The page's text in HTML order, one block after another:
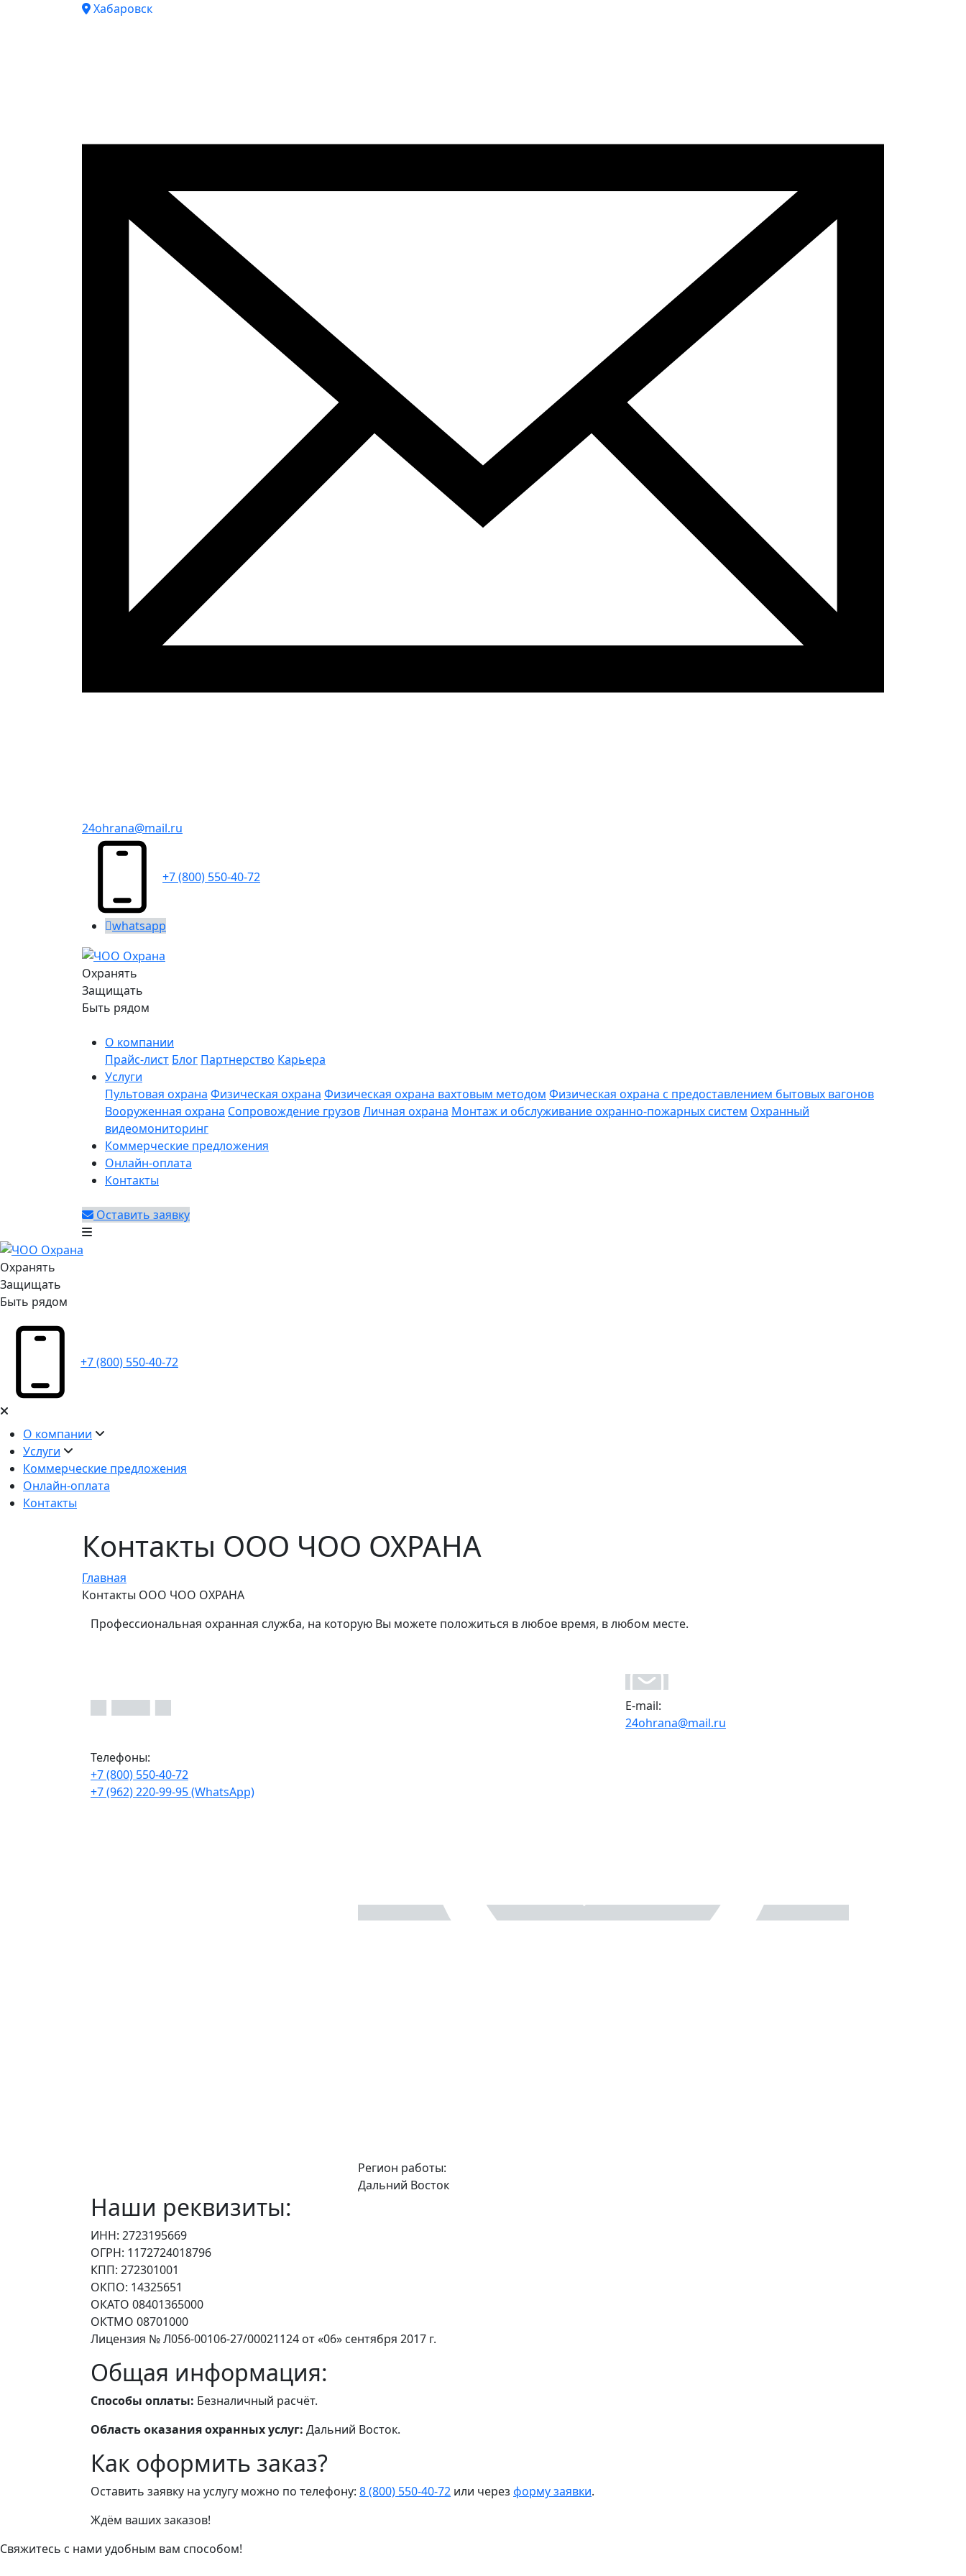
Хабаровск
24ohrana@mail.ru
+7 (800) 550-40-72
whatsapp
Охранять
Защищать
Быть рядом
О компании
Прайс-лист Блог Партнерство Карьера
Услуги
Пультовая охрана Физическая охрана Физическая охрана вахтовым методом Физическая охрана с предоставлением бытовых вагонов
Вооруженная охрана Сопровождение грузовЛичная охрана Монтаж и обслуживание охранно-пожарных систем Охранный
видеомониторинг
Коммерческие предложения
Онлайн-оплата
Контакты
Оставить заявку
Охранять
Защищать
Быть рядом
+7 (800) 550-40-72
О компании
Услуги
Коммерческие предложения
Онлайн-оплата
Контакты
Контакты ООО ЧОО ОХРАНА
Главная
Контакты ООО ЧОО ОХРАНА
Профессиональная охранная служба, на которую Вы можете положиться в любое время, в любом месте.
Телефоны:
+7 (800) 550-40-72
+7 (962) 220-99-95 (WhatsApp)
Регион работы:
Дальний Восток
E-mail:
24ohrana@mail.ru
Наши реквизиты:
ИНН: 2723195669
ОГРН: 1172724018796
КПП: 272301001
ОКПО: 14325651
ОКАТО 08401365000
ОКТМО 08701000
Лицензия № Л056-00106-27/00021124 от «06» сентября 2017 г.
Общая информация:
Способы оплаты: Безналичный расчёт.
Область оказания охранных услуг: Дальний Восток.
Как оформить заказ?
Оставить заявку на услугу можно по телефону: 8 (800) 550-40-72 или через форму заявки.
Ждём ваших заказов!
Свяжитесь с нами удобным вам способом!